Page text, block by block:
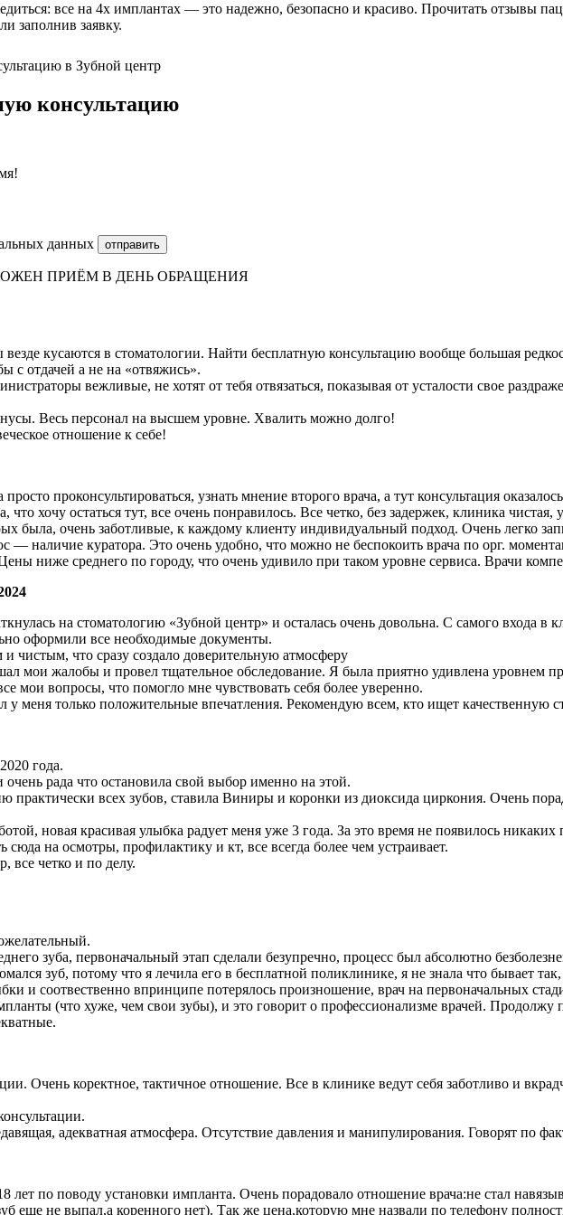
все на 4х имплантах — это надежно, безопасно и красиво. Прочитать отзывы
заполнив заявку.
консультацию
данных отправить
ПРИЁМ В ДЕНЬ ОБРАЩЕНИЯ
кусаются в стоматологии. Найти бесплатную консультацию вообще большая
с отдачей а не на «отвяжись».
вежливые, не хотят от тебя отвязаться, показывая от усталости свое
Весь персонал на высшем уровне. Хвалить можно долго!
отношение к себе!
проконсультироваться, узнать мнение второго врача, а тут консультация
хочу остаться тут, все очень понравилось. Все четко, без задержек, клиника
была, очень заботливые, к каждому клиенту индивидуальный подход. Очень легко
наличие куратора. Это очень удобно, что можно не беспокоить врача по орг.
ниже среднего по городу, что очень удивило при таком уровне сервиса. Врачи
на стоматологию «Зубной центр» и осталась очень довольна. С самого входа в
оформили все необходимые документы.
чистым, что сразу создало доверительную атмосферу
мои жалобы и провел тщательное обследование. Я была приятно удивлена уровнем
мои вопросы, что помогло мне чувствовать себя более уверенно.
у меня только положительные впечатления. Рекомендую всем, кто ищет качественную
года.
рада что остановила свой выбор именно на этой.
практически всех зубов, ставила Виниры и коронки из диоксида циркония. Очень
новая красивая улыбка радует меня уже 3 года. За это время не появилось
на осмотры, профилактику и кт, все всегда более чем устраивает.
все четко и по делу.
зуба, первоначальный этап сделали безупречно, процесс был абсолютно
зуб, потому что я лечила его в бесплатной поликлинике, я не знала что бывает
и соотвественно впринципе потерялось произношение, врач на первоначальных
(что хуже, чем свои зубы), и это говорит о профессионализме врачей. Продолжу
Очень коректное, тактичное отношение. Все в клинике ведут себя заботливо и
адекватная атмосфера. Отсутствие давления и манипулирования. Говорят по
лет по поводу установки импланта. Очень порадовало отношение врача:не стал
еще не выпал,а коренного нет). Так же цена,которую мне назвали по телефону